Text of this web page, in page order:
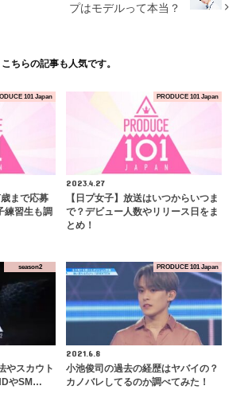
プはモデルって本当？
こちらの記事も人気です。
101 Japan
まで応募
練習生も調
PRODUCE 101 Japan
2023.4.27
【日プ女子】放送はいつからいつま
で？デビュー人数やリリース日をま
とめ！
season2
やスカウト
やSM…
PRODUCE 101 Japan
2021.6.8
小池俊司の過去の経歴はヤバイの？
カノバレしてるのか調べてみた！